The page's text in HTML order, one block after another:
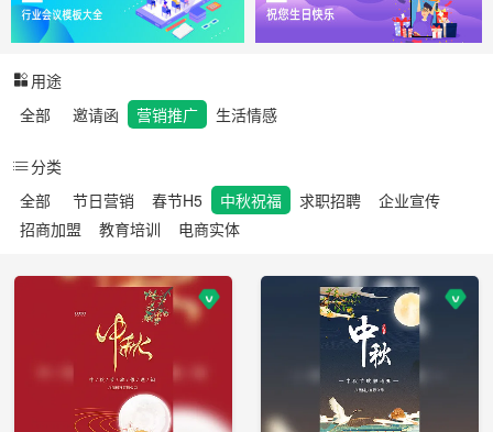
用途
全部
邀请函 营销推广 生活情感
分类
全部
节日营销 春节H5 中秋祝福 求职招聘
企业宣传
招商加盟
教育培训 电商实体